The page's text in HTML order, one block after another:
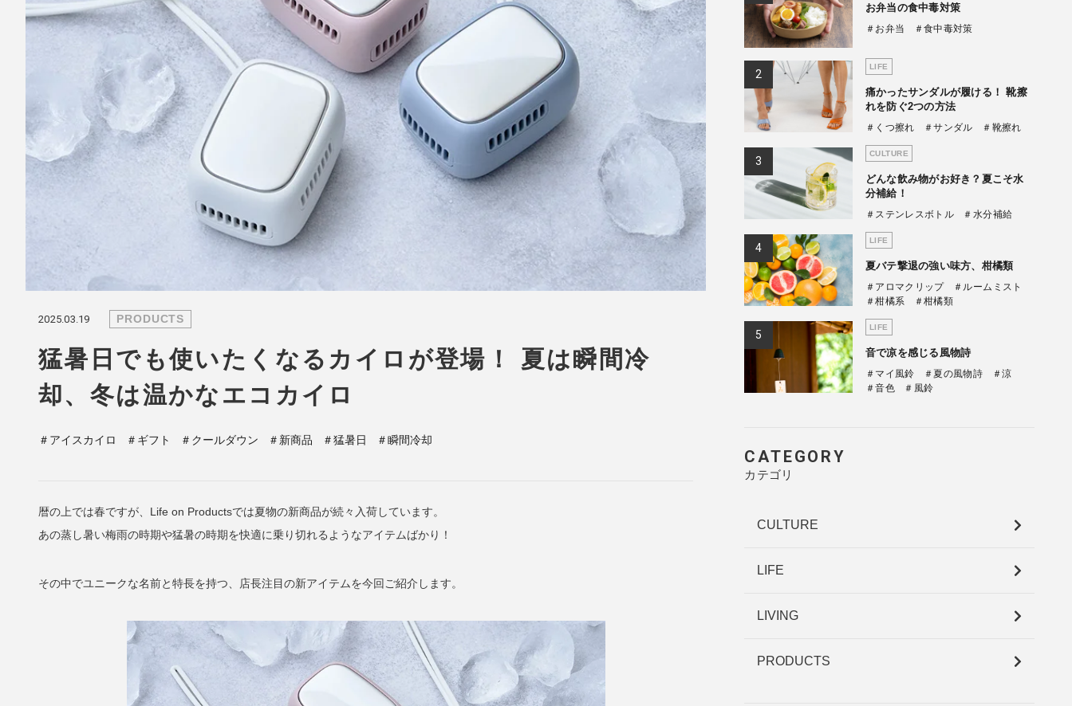
mottole
アクセサリー・消耗品
ブランド
全商品一覧を見る
B to B SERVICE
法人のお客様向けサービス SDGsへの取り組み
2025.03.19 PRODUCTS
猛暑日でも使いたくなるカイロが登場！ 夏は瞬間冷
却、冬は温かなエコカイロ
＃アイスカイロ ＃ギフト ＃クールダウン ＃新商品 ＃猛暑日 ＃瞬間冷却
暦の上では春ですが、Life on Productsでは夏物の新商品が続々入荷しています。
あの蒸し暑い梅雨の時期や猛暑の時期を快適に乗り切れるようなアイテムばかり！
その中でユニークな名前と特長を持つ、店長注目の新アイテムを今回ご紹介します。
お弁当の食中毒対策
＃お弁当 ＃食中毒対策
LIFE
痛かったサンダルが履ける！ 靴擦
れを防ぐ2つの方法
＃くつ擦れ ＃サンダル ＃靴擦れ
CULTURE
どんな飲み物がお好き？夏こそ水
分補給！
＃ステンレスボトル ＃水分補給
LIFE
夏バテ撃退の強い味方、柑橘類
＃アロマクリップ
＃ルームミスト
＃柑橘系
＃柑橘類
LIFE
音で凉を感じる風物詩
＃マイ風鈴 ＃夏の風物詩
＃涼
＃音色
＃風鈴
CATEGORY
カテゴリ
CULTURE
LIFE
LIVING
PRODUCTS